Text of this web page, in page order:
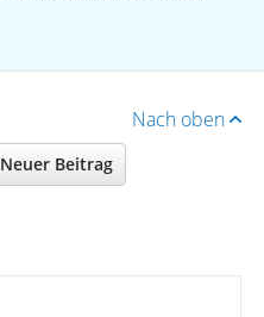
Nach oben
Neuer Beitrag